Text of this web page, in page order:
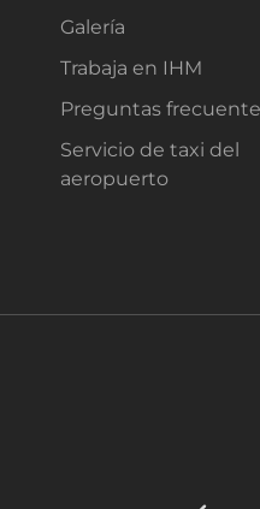
Galería
Trabaja en IHM
Preguntas
Servicio de taxi del
aeropuerto